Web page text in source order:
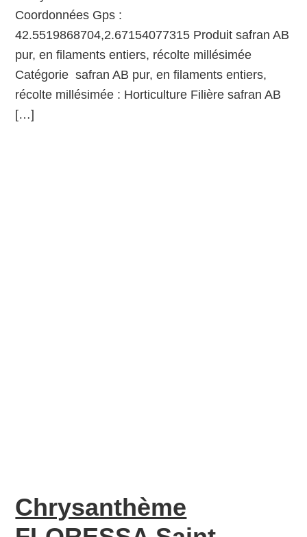
Coordonnées Gps :
42.5519868704,2.67154077315 Produit safran AB
pur, en filaments entiers, récolte millésimée
Catégorie safran AB pur, en filaments entiers,
récolte millésimée : Horticulture Filière safran AB
[…]
Chrysanthème